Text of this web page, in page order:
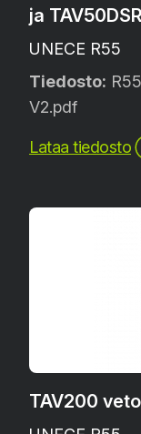
ja
UNECE R55
Tiedosto:
V2.pdf
Lataa tiedosto
TAV200